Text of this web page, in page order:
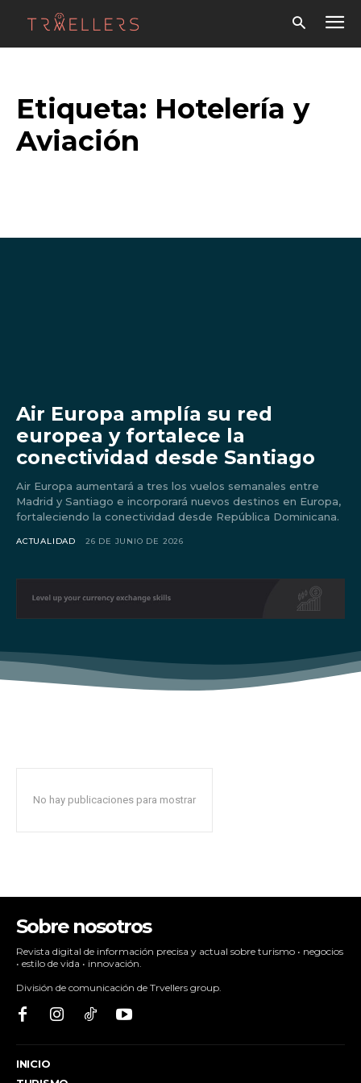
Don't miss
out!
Etiqueta: Hotelería y
Aviación
Air Europa amplía su red
europea y fortalece la
conectividad desde Santiago
Air Europa aumentará a tres los vuelos semanales entre
Madrid y Santiago e incorporará nuevos destinos en Europa,
fortaleciendo la conectividad desde República Dominicana.
ACTUALIDAD 26 DE JUNIO DE 2026
No hay publicaciones para mostrar
Sobre nosotros
Revista digital de información precisa y actual sobre turismo • negocios
• estilo de vida • innovación.
División de comunicación de Trvellers group.
INICIO